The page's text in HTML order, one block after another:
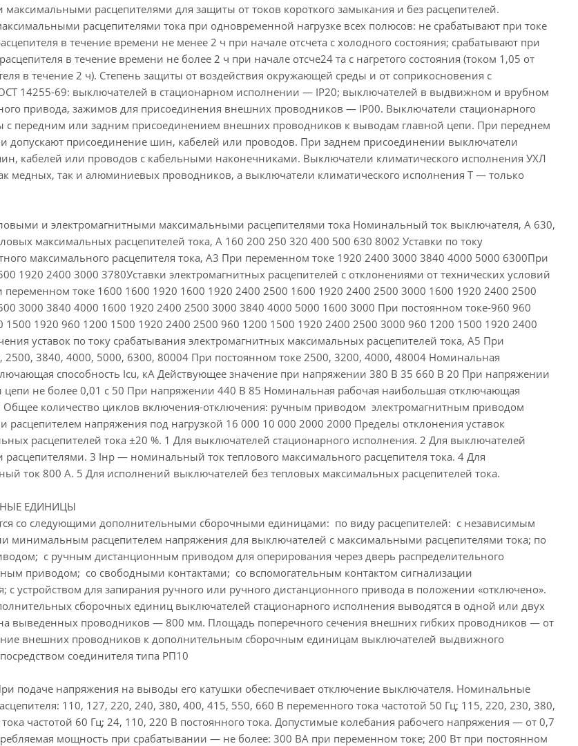
максимальными расцепителями для защиты от токов короткого замыкания и без расцепителей.
расцепителями тока при одновременной нагрузке всех полюсов: не срабатывают при токе
в течение времени не менее 2 ч при начале отсчета с холодного состояния; срабатывают при
в течение времени не более 2 ч при начале отсче24 та с нагретого состояния (током 1,05 от
в течение 2 ч). Степень защиты от воздействия окружающей среды и от соприкосновения с
14255-69: выключателей в стационарном исполнении — IР20; выключателей в выдвижном и врубном
привода, зажимов для присоединения внешних проводников — IР00. Выключатели стационарного
с передним или задним присоединением внешних проводников к выводам главной цепи. При переднем
допускают присоединение шин, кабелей или проводов. При заднем присоединении выключатели
кабелей или проводов с кабельными наконечниками. Выключатели климатического исполнения УХЛ
медных, так и алюминиевых проводников, а выключатели климатического исполнения Т — только
и электромагнитными максимальными расцепителями тока Номинальный ток выключателя, А 630,
максимальных расцепителей тока, А 160 200 250 320 400 500 630 8002 Уставки по току
максимального расцепителя тока, А3 При переменном токе 1920 2400 3000 3840 4000 5000 6300При
1920 2400 3000 3780Уставки электромагнитных расцепителей с отклонениями от технических условий
переменном токе 1600 1600 1920 1600 1920 2400 2500 1600 1920 2400 2500 3000 1600 1920 2400 2500
3000 3840 4000 1600 1920 2400 2500 3000 3840 4000 5000 1600 3000 При постоянном токе-960 960
1500 1920 960 1200 1500 1920 2400 2500 960 1200 1500 1920 2400 2500 3000 960 1200 1500 1920 2400
уставок по току срабатывания электромагнитных максимальных расцепителей тока, А5 При
2500, 3840, 4000, 5000, 6300, 80004 При постоянном токе 2500, 3200, 4000, 48004 Номинальная
способность Icu, кА Действующее значение при напряжении 380 В 35 660 В 20 При напряжении
не более 0,01 с 50 При напряжении 440 В 85 Номинальная рабочая наибольшая отключающая
Общее количество циклов включения-отключения: ручным приводом электромагнитным приводом
расцепителем напряжения под нагрузкой 16 000 10 000 2000 2000 Пределы отклонения уставок
расцепителей тока ±20 %. 1 Для выключателей стационарного исполнения. 2 Для выключателей
расцепителями. 3 Iнр — номинальный ток теплового максимального расцепителя тока. 4 Для
ток 800 А. 5 Для исполнений выключателей без тепловых максимальных расцепителей тока.
ЕДИНИЦЫ
со следующими дополнительными сборочными единицами: по виду расцепителей: с независимым
минимальным расцепителем напряжения для выключателей с максимальными расцепителями тока; по
с ручным дистанционным приводом для оперирования через дверь распределительного
приводом; со свободными контактами; со вспомогательным контактом сигнализации
с устройством для запирания ручного или ручного дистанционного привода в положении «отключено».
сборочных единиц выключателей стационарного исполнения выводятся в одной или двух
выведенных проводников — 800 мм. Площадь поперечного сечения внешних гибких проводников — от
внешних проводников к дополнительным сборочным единицам выключателей выдвижного
соединителя типа РП10
подаче напряжения на выводы его катушки обеспечивает отключение выключателя. Номинальные
110, 127, 220, 240, 380, 400, 415, 550, 660 В переменного тока частотой 50 Гц; 115, 220, 230, 380,
частотой 60 Гц; 24, 110, 220 В постоянного тока. Допустимые колебания рабочего напряжения — от 0,7
мощность при срабатывании — не более: 300 ВА при переменном токе; 200 Вт при постоянном